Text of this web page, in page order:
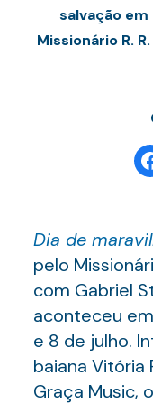
salvação
Missionário R.
Dia de
pelo
com Gabriel
aconteceu
e 8 de julho.
baiana Vitória
Graça Music, o